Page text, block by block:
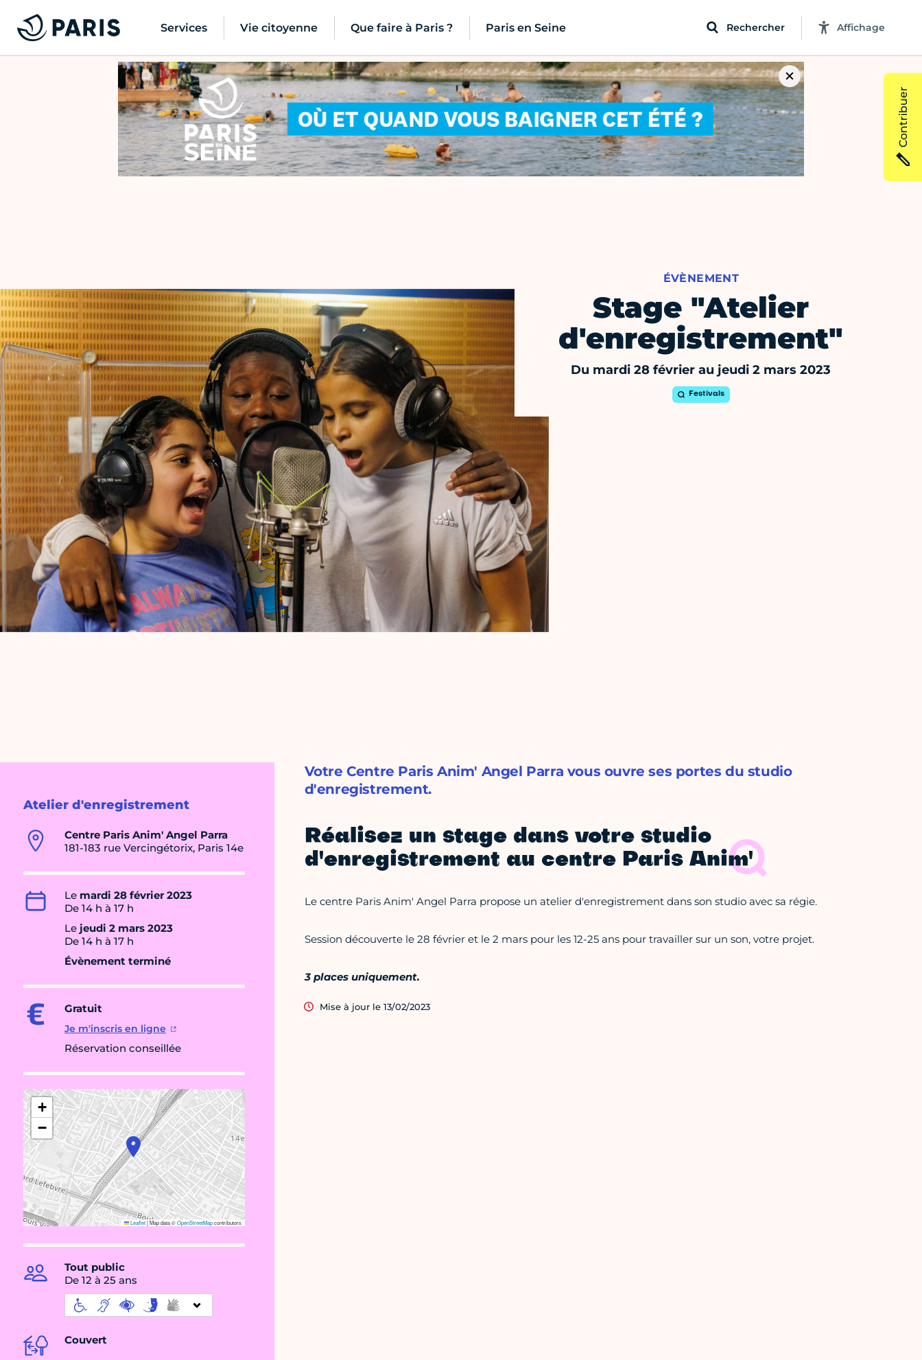
Services Vie citoyenne Que faire à Paris ? Paris en Seine Rechercher Affichage
ÉVÈNEMENT
Stage "Atelier
d'enregistrement"
Du mardi 28 février au jeudi 2 mars 2023
Festivals
Atelier d'enregistrement
Centre Paris Anim' Angel Parra
181-183 rue Vercingétorix, Paris 14e
Le mardi 28 février 2023
De 14 h à 17 h
Le jeudi 2 mars 2023
De 14 h à 17 h
Évènement terminé
Gratuit
Je m'inscris en ligne
Réservation conseillée
+
−
Leaflet|Map data ©OpenStreetMapcontributors
Tout public
De 12 à 25 ans
Couvert
Votre Centre Paris Anim' Angel Parra vous ouvre ses portes du studio
d'enregistrement.
Réalisez un stage dans votre studio
d'enregistrement au centre Paris Anim'
Le centre Paris Anim' Angel Parra propose un atelier d'enregistrement dans son studio avec sa régie.
Session découverte le 28 février et le 2 mars pour les 12-25 ans pour travailler sur un son, votre projet.
3 places uniquement.
Mise à jour le 13/02/2023
Contribuer